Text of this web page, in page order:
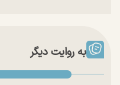
به روایت دیگر